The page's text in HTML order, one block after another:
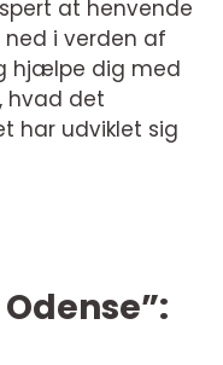
at henvende
ned i verden af
hjælpe dig med
hvad det
har udviklet sig